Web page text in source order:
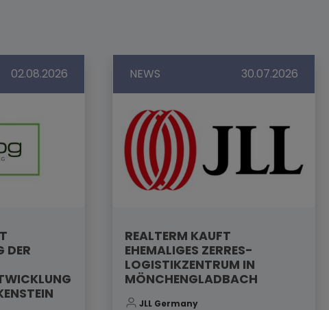
02.08.2026
DER
NEWS 30.07.2026
REALTERM KAUFT
EHEMALIGES ZERRES-
LOGISTIKZENTRUM IN
MÖNCHENGLADBACH
JLL Germany